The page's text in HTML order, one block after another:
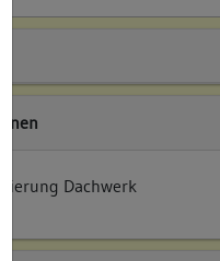
Dachwerk